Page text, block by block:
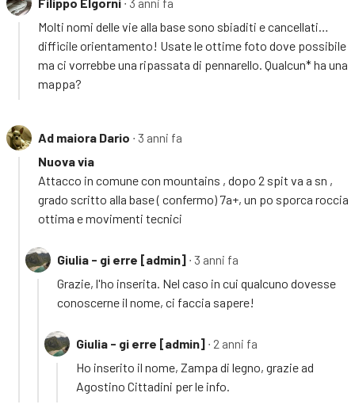
Molti nomi delle vie alla base sono sbiaditi e cancellati…
difficile orientamento! Usate le ottime foto dove possibile
ma ci vorrebbe una ripassata di pennarello. Qualcun* ha una
mappa?
Ad maiora Dario ∙ 3 anni fa
Nuova via
Attacco in comune con mountains , dopo 2 spit va a sn ,
grado scritto alla base ( confermo) 7a+, un po sporca roccia
ottima e movimenti tecnici
Giulia - gi erre [admin] ∙ 3 anni fa
Grazie, l'ho inserita. Nel caso in cui qualcuno dovesse
conoscerne il nome, ci faccia sapere!
Giulia - gi erre [admin] ∙ 2 anni fa
Ho inserito il nome, Zampa di legno, grazie ad
Agostino Cittadini per le info.